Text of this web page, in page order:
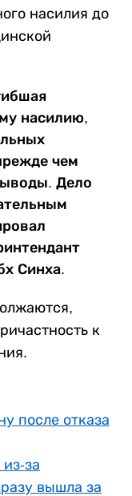
насилия до
насилию,
чем
Дело
Синха.
к
после отказа
за
вышла за